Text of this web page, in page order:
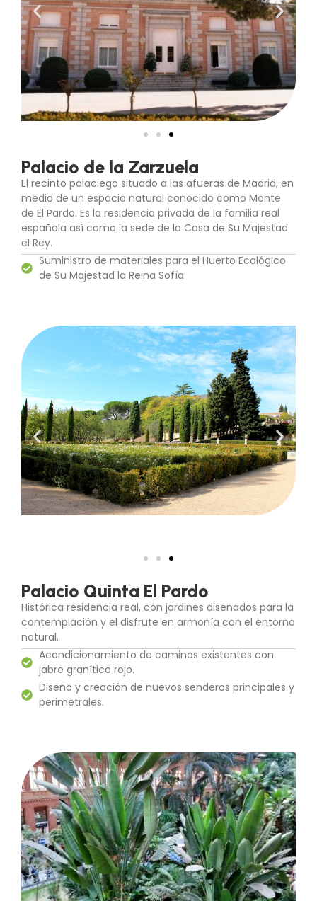
Palacio de la Zarzuela
El recinto palaciego situado a las afueras de Madrid, en
medio de un espacio natural conocido como Monte
de El Pardo. Es la residencia privada de la familia real
española así como la sede de la Casa de Su Majestad
el Rey.
Suministro de materiales para el Huerto Ecológico
de Su Majestad la Reina Sofía
Palacio Quinta El Pardo
Histórica residencia real, con jardines diseñados para la
contemplación y el disfrute en armonía con el entorno
natural.
Acondicionamiento de caminos existentes con
jabre granítico rojo.
Diseño y creación de nuevos senderos principales y
perimetrales.